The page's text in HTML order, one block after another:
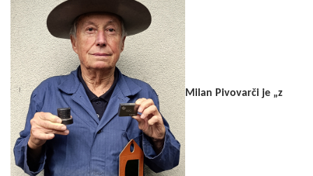
Milan Pivovarči je „z